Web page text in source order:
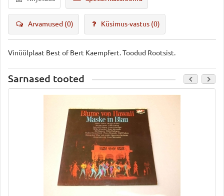
Arvamused (0) Küsimus-vastus (0)
Vinüülplaat Best of Bert Kaempfert. Toodud Rootsist.
Sarnased tooted